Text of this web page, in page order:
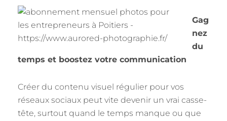
Gag
nez
du
temps et boostez votre communication
Créer du contenu visuel régulier pour vos
réseaux sociaux peut vite devenir un vrai casse-
tête, surtout quand le temps manque ou que